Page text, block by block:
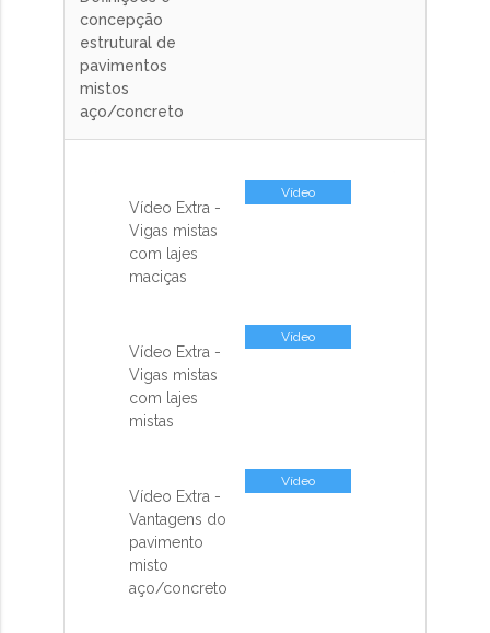
concepção
estrutural de
pavimentos
mistos
aço/concreto
Vídeo Extra -
Vigas mistas
com lajes
maciças
Vídeo
Vídeo Extra -
Vigas mistas
com lajes
mistas
Vídeo
Vídeo Extra -
Vantagens do
pavimento
misto
aço/concreto
Vídeo